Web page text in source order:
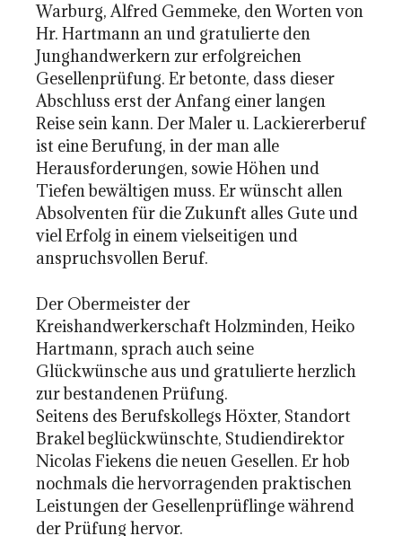
Warburg, Alfred Gemmeke, den Worten von
Hr. Hartmann an und gratulierte den
Junghandwerkern zur erfolgreichen
Gesellenprüfung. Er betonte, dass dieser
Abschluss erst der Anfang einer langen
Reise sein kann. Der Maler u. Lackiererberuf
ist eine Berufung, in der man alle
Herausforderungen, sowie Höhen und
Tiefen bewältigen muss. Er wünscht allen
Absolventen für die Zukunft alles Gute und
viel Erfolg in einem vielseitigen und
anspruchsvollen Beruf.
Der Obermeister der
Kreishandwerkerschaft Holzminden, Heiko
Hartmann, sprach auch seine
Glückwünsche aus und gratulierte herzlich
zur bestandenen Prüfung.
Seitens des Berufskollegs Höxter, Standort
Brakel beglückwünschte, Studiendirektor
Nicolas Fiekens die neuen Gesellen. Er hob
nochmals die hervorragenden praktischen
Leistungen der Gesellenprüflinge während
der Prüfung hervor.